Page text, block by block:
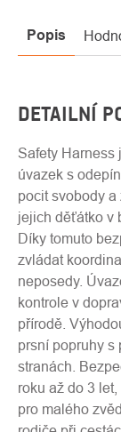
Popis
DETAILNÍ
Safety Harness
úvazek s
pocit svobody
jejich děťátko v
Díky tomuto
zvládat
neposedy.
kontrole v
přírodě.
prsní popruhy s
stranách.
roku až do 3
pro malého